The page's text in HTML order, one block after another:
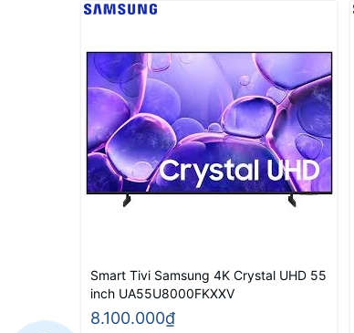
Smart Tivi Samsung 4K Crystal UHD 55
inch UA55U8000FKXXV
8.100.000₫